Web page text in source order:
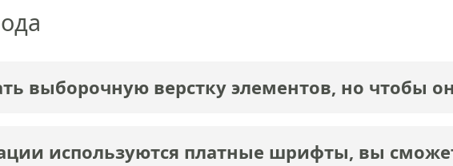
выборочную верстку элементов, но чтобы
используются платные шрифты, вы